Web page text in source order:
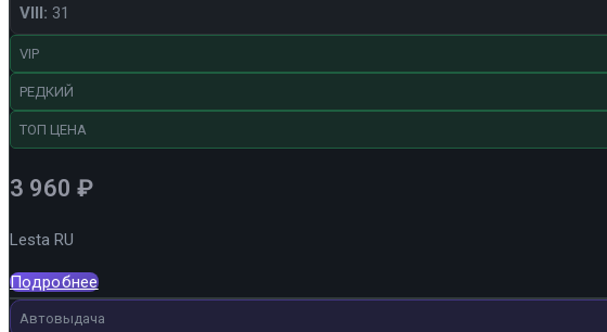
VIII: 31
VIP
РЕДКИЙ
ТОП ЦЕНА
3 960 ₽
Lesta RU
Подробнее
Автовыдача